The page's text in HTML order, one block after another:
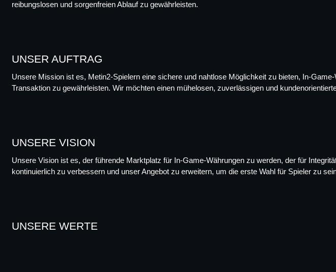
reibungslosen und sorgenfreien Ablauf zu gewährleisten.
UNSER AUFTRAG
Unsere Mission ist es, Metin2-Spielern eine sichere und nahtlose Möglichkeit zu bieten, In-
Transaktion zu gewährleisten. Wir möchten einen mühelosen, zuverlässigen und
UNSERE VISION
Unsere Vision ist es, der führende Marktplatz für In-Game-Währungen zu werden, der für
kontinuierlich zu verbessern und unser Angebot zu erweitern, um die erste Wahl für Spieler zu
UNSERE WERTE